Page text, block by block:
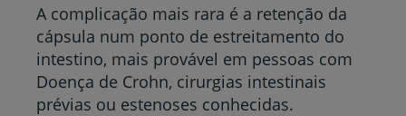
A complicação mais rara é a retenção da
cápsula num ponto de estreitamento do
intestino, mais provável em pessoas com
Doença de Crohn, cirurgias intestinais
prévias ou estenoses conhecidas.